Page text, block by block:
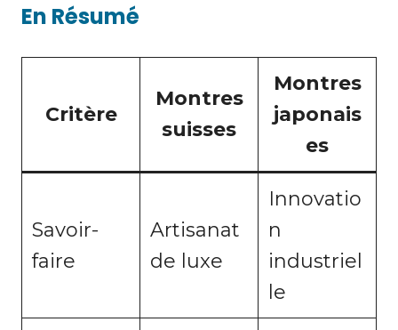
En Résumé
Critère
Montres
suisses
Montres
japonais
es
Savoir-
faire
Artisanat
de luxe
Innovatio
n
industriel
le